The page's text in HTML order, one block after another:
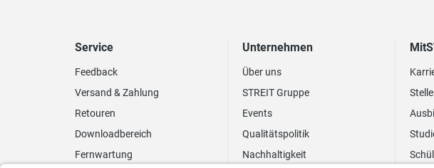
Service
Feedback
Versand & Zahlung
Retouren
Downloadbereich
Fernwartung
Unternehmen
Über uns
STREIT Gruppe
Events
Qualitätspolitik
Nachhaltigkeit